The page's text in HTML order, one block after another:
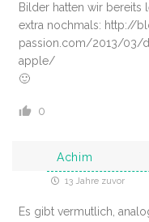
Bilder hatten wir
extra nochmals: http://
passion.com/2013/03/
apple/
🙂
0
Achim
13 Jahre zuvor
Es gibt vermutlich,